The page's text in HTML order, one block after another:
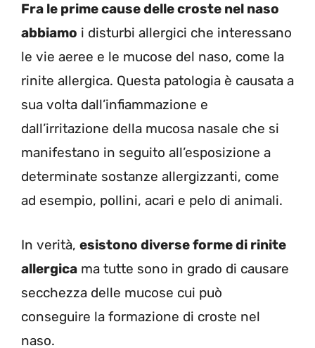
Fra le prime cause delle croste nel naso
abbiamo i disturbi allergici che interessano
le vie aeree e le mucose del naso, come la
rinite allergica. Questa patologia è causata a
sua volta dall’infiammazione e
dall’irritazione della mucosa nasale che si
manifestano in seguito all’esposizione a
determinate sostanze allergizzanti, come
ad esempio, pollini, acari e pelo di animali.
In verità, esistono diverse forme di rinite
allergica ma tutte sono in grado di causare
secchezza delle mucose cui può
conseguire la formazione di croste nel
naso.